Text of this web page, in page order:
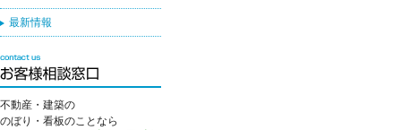
最新情報
不動産・建築の
のぼり・看板のことなら